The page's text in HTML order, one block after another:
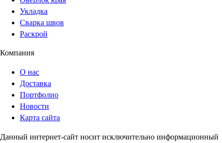
Укладка
Сварка швов
Раскрой
Компания
О нас
Доставка
Портфолио
Новости
Карта сайта
Данный интернет-сайт носит исключительно информационный